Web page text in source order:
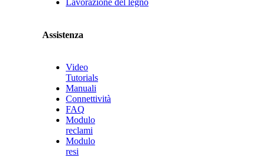
Lavorazione del legno
Assistenza
Video
Tutorials
Manuali
Connettività
FAQ
Modulo
reclami
Modulo
resi